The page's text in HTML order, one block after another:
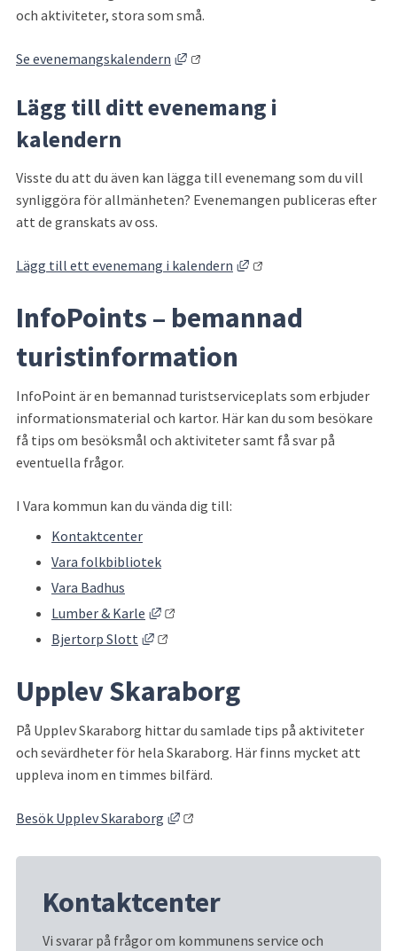
och aktiviteter, stora som små.
Se evenemangskalendern Länk till annan webbplats,
Lägg till ditt evenemang i
kalendern
Visste du att du även kan lägga till evenemang som du vill
synliggöra för allmänheten? Evenemangen publiceras efter
att de granskats av oss.
Lägg till ett evenemang i kalendern Länk till annan
InfoPoints – bemannad
turistinformation
InfoPoint är en bemannad turistserviceplats som erbjuder
informationsmaterial och kartor. Här kan du som besökare
få tips om besöksmål och aktiviteter samt få svar på
eventuella frågor.
I Vara kommun kan du vända dig till:
Kontaktcenter
Vara folkbibliotek
Vara Badhus
Lumber & Karle
Länk till annan webbplats, öppnas i
Bjertorp Slott
Länk till annan webbplats, öppnas i
Upplev Skaraborg
På Upplev Skaraborg hittar du samlade tips på aktiviteter
och sevärdheter för hela Skaraborg. Här finns mycket att
uppleva inom en timmes bilfärd.
Besök Upplev Skaraborg Länk till annan webbplats, öppnas
Kontaktcenter
Vi svarar på frågor om kommunens service och